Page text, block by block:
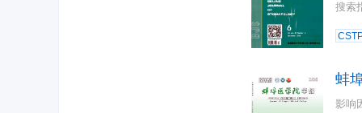
搜索
蚌
影响